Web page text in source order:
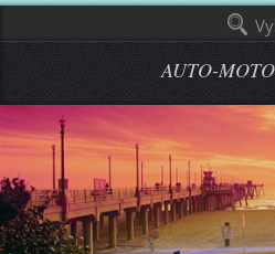
AUTO-